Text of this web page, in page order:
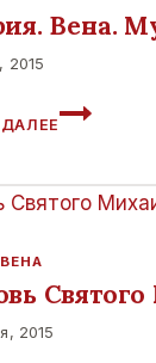
Вена.
2015
АВСТРИЯ.
ЧАСОВ.
2015